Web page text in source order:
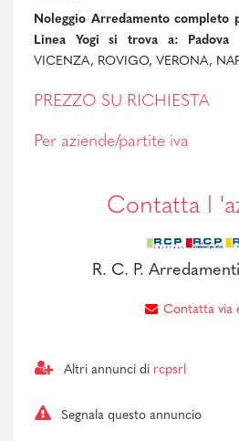
Noleggio Arredamento completo
Linea Yogi si trova a: Padova
VICENZA, ROVIGO, VERONA,
PREZZO SU RICHIESTA
Per aziende/partite iva
Contatta l
R. C. P.
Contatta via
Altri annunci di rcpsrl
Segnala questo annuncio